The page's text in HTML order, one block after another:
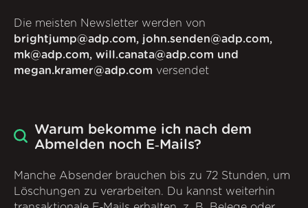
Die meisten Newsletter werden von
brightjump@adp.com, john.senden@adp.com,
mk@adp.com, will.canata@adp.com und
megan.kramer@adp.com versendet
Warum bekomme ich nach dem
Abmelden noch E‑Mails?
Manche Absender brauchen bis zu 72 Stunden, um
Löschungen zu verarbeiten. Du kannst weiterhin